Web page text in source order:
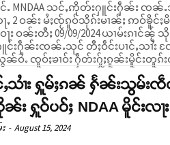
င်ႉ MNDAA သင်ႇဢိုတ်းႁူင်းႁဵၼ်း ၸၼ်
ႃႇ 2 ဝၼ်း မႆႈၸႂ်ၵူဝ်သိုၵ်းမၢၼ်ႈ ဢဝ်ၶိူင်
င်းႁဵၼ်းၸၼ်ႉသုင် တီႈဝဵင်းပၢင်ႇသၢႆး ၸ
ဝႆႉ ၸူဝ်ႈၶၢဝ်း ႁဵတ်းႁႂ်ႈၵူၼ်းမိူင်းတူၵ်း
ႇသၢႆး ႁူမ်ႈၵၼ် ႁႅၼ်းသွမ်
း ႁူဝ်ပဝ်ႈ NDAA မိူင်းလႃး
- August 15, 2024